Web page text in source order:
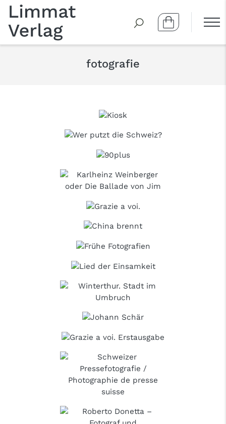
fotografie